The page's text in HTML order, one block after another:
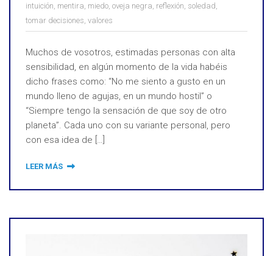
intuición mentira miedo oveja negra reflexión soledad
tomar decisiones valores
Muchos de vosotros, estimadas personas con alta
sensibilidad, en algún momento de la vida habéis
dicho frases como: “No me siento a gusto en un
mundo lleno de agujas, en un mundo hostil” o
“Siempre tengo la sensación de que soy de otro
planeta”. Cada uno con su variante personal, pero
con esa idea de […]
LEER MÁS